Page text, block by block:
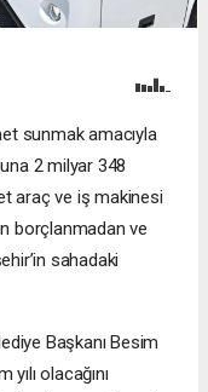
sunmak amacıyla
2 milyar 348
araç ve iş makinesi
borçlanmadan ve
sahadaki
Başkanı Besim
yılı olacağını